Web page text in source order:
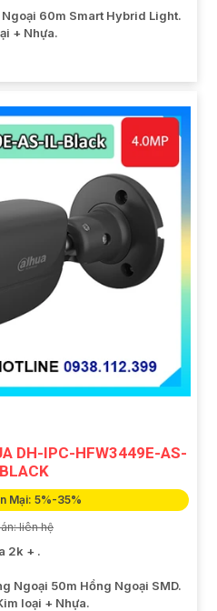
Ngoại 60m Smart Hybrid Light.
+ Nhựa.
DH-IPC-HFW3449E-AS-
Mại: 5%-35%
liên hệ
2k + .
Ngoại 50m Hồng Ngoại SMD.
loại + Nhựa.